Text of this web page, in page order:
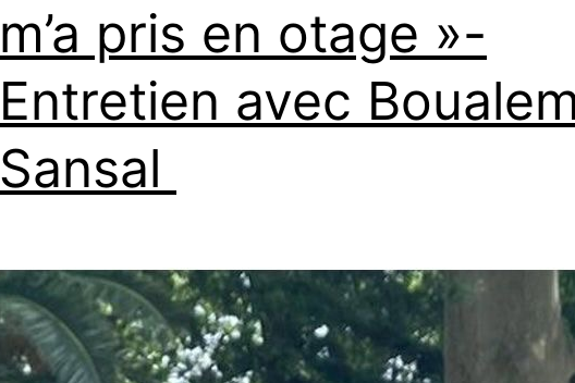
m’a pris en otage »-
Entretien avec
Sansal